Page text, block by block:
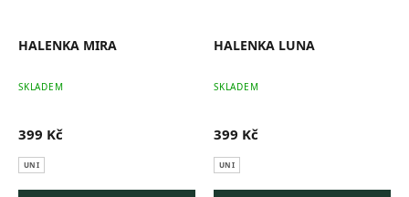
HALENKA MIRA
SKLADEM
399 Kč
UNI
HALENKA LUNA
SKLADEM
399 Kč
UNI